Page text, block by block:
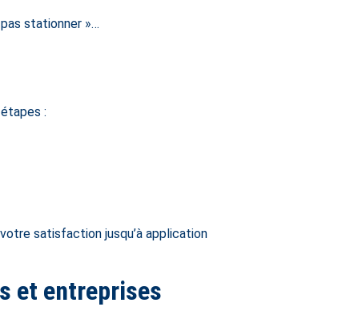
stationner »…
:
satisfaction jusqu’à application
et entreprises